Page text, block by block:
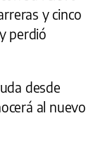
y cinco
perdió
desde
al nuevo